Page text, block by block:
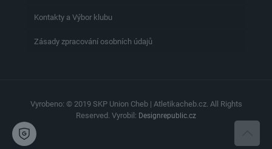
Kontakty a Výbor klubu
Zásady zpracování osobních údajů
Vyrobeno: © 2019 SKP Union Cheb | Atletikacheb.cz. All Rights
Reserved. Vyrobil: Designrepublic.cz